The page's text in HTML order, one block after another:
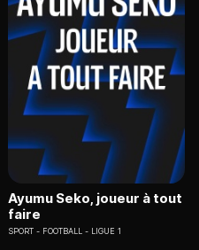
Ayumu Seko, joueur à tout
faire
SPORT FOOTBALL - LIGUE 1